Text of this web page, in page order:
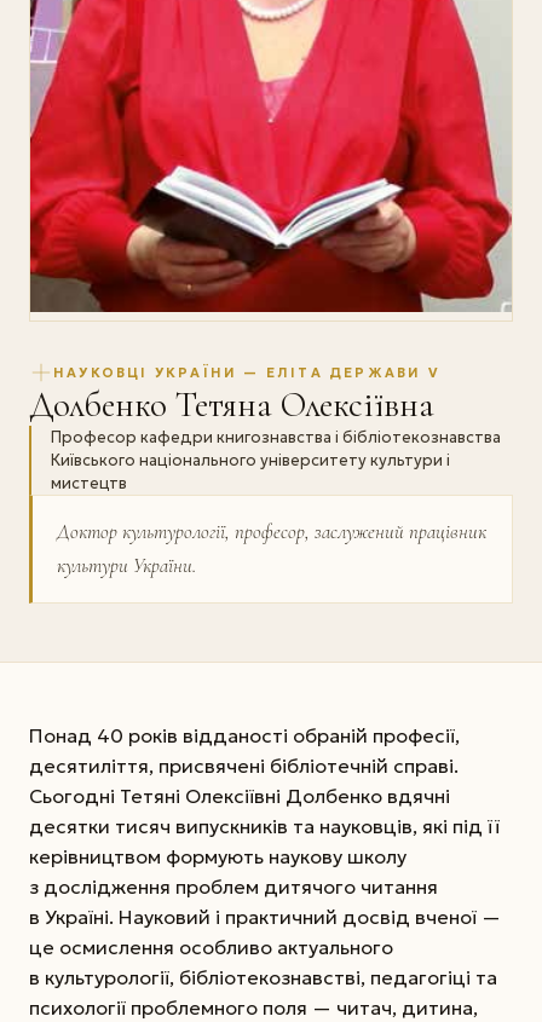
НАУКОВЦІ УКРАЇНИ — ЕЛІТА ДЕРЖАВИ V
Долбенко Тетяна Олексіївна
Професор кафедри книгознавства і бібліотекознавства
Київського національного університету культури і
мистецтв
Доктор культурології, професор, заслужений працівник
культури України.
Понад 40 років відданості обраній професії,
десятиліття, присвячені бібліотечній справі.
Сьогодні Тетяні Олексіївні Долбенко вдячні
десятки тисяч випускників та науковців, які під її
керівництвом формують наукову школу
з дослідження проблем дитячого читання
в Україні. Науковий і практичний досвід вченої —
це осмислення особливо актуального
в культурології, бібліотекознавстві, педагогіці та
психології проблемного поля — читач, дитина,